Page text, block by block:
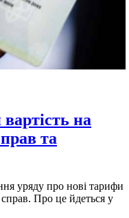
на
та
уряду про нові тарифи
Про це йдеться у